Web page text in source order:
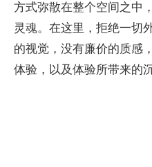
方式弥散在整个空间之中
灵魂。在这里，拒绝一切
的视觉，没有廉价的质感
体验，以及体验所带来的沉